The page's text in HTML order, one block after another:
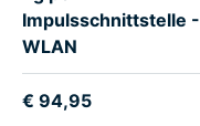
Impulsschnittstelle -
WLAN
€ 94,95